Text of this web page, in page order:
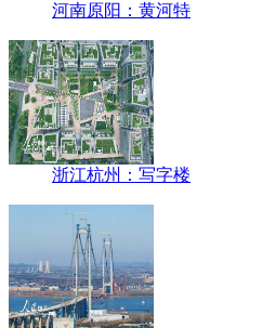
河南原阳：黄河特
浙江杭州：写字楼